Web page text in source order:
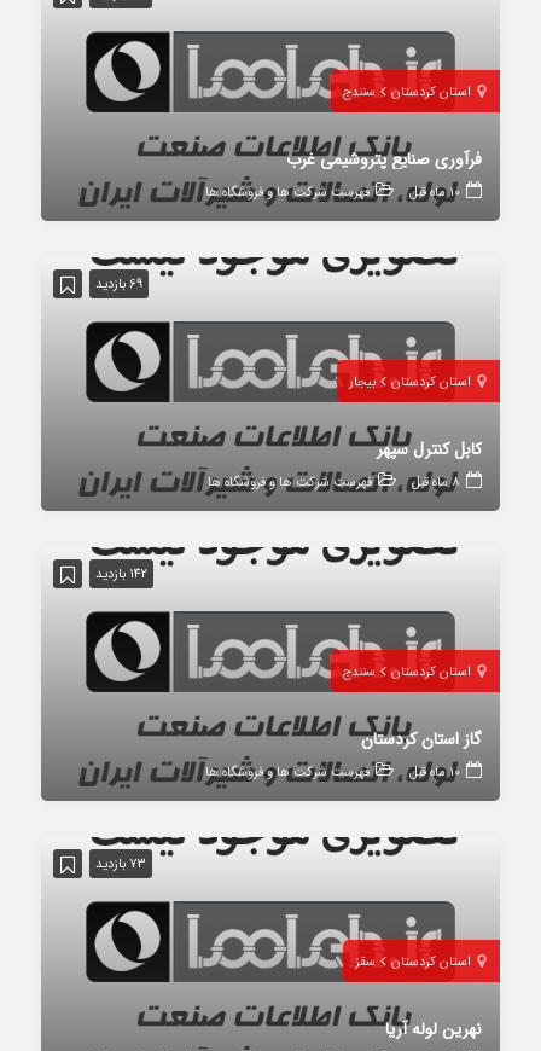
استان کردستان سنندج
فرآوری صنایع پتروشیمی غرب
10 ماه قبل فهرست شرکت ها و فروشگاه ها
69 بازدید
استان کردستان بیجار
کابل کنترل سپهر
8 ماه قبل فهرست شرکت ها و فروشگاه ها
142 بازدید
استان کردستان سنندج
گاز استان کردستان
10 ماه قبل فهرست شرکت ها و فروشگاه ها
73 بازدید
استان کردستان سقز
نهرین لوله آریا